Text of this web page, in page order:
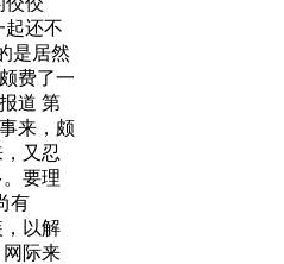
起还不
是居然
费了一
道 第
来，颇
又忍
要理
有
以解
际来